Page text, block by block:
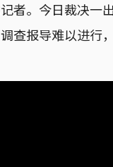
者。今日裁决一
查报导难以进行